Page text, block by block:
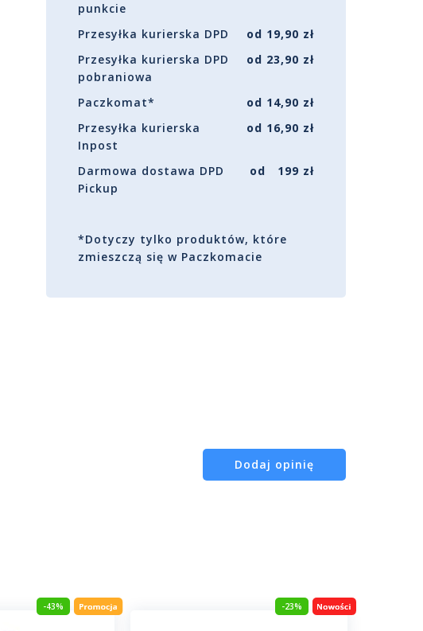
punkcie
Przesyłka kurierska DPD
od 19,90 zł
Przesyłka kurierska DPD
pobraniowa
od 23,90 zł
Paczkomat*
od 14,90 zł
Przesyłka kurierska
Inpost
od 16,90 zł
Darmowa dostawa DPD
Pickup
od 199 zł
*Dotyczy tylko produktów, które
zmieszczą się w Paczkomacie
Dodaj opinię
-43% -23%